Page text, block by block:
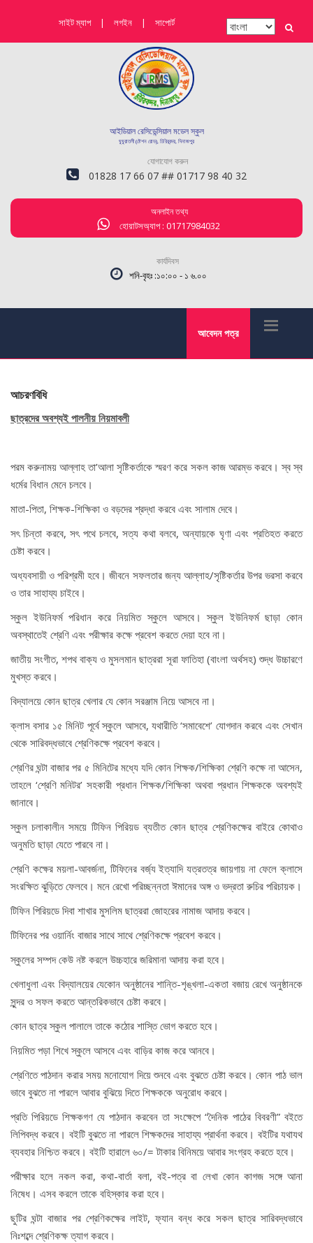
সাইট ম্যাপ | লগইন | সাপোর্ট
আইডিয়াল রেসিডেন্সিয়াল মডেল স্কুল
ঘুঘুরাতলী (ষ্টেশন রোড), চিরিরবন্দর, দিনাজপুর
যোগাযোগ করুন
01828 17 66 07 ## 01717 98 40 32
অনলাইন তথ্য
হোয়াটসঅ্যাপ : 01717984032
কার্যদিবস
শনি-বৃহঃ :১০:০০ - ১ ৬.০০
আবেদন পত্র
আচরণবিধি
ছাত্রদের অবশ্যই পালনীয় নিয়মাবলী
পরম করুনাময় আল্লাহ তা’আলা সৃষ্টিকর্তাকে স্মরণ করে সকল কাজ আরম্ভ করবে। স্ব স্ব
ধর্মের বিধান মেনে চলবে।
মাতা-পিতা, শিক্ষক-শিক্ষিকা ও বড়দের শ্রদ্ধা করবে এবং সালাম দেবে।
সৎ চিন্তা করবে, সৎ পথে চলবে, সত্য কথা বলবে, অন্যায়কে ঘৃণা এবং প্রতিহত করতে
চেষ্টা করবে।
অধ্যবসায়ী ও পরিশ্রমী হবে। জীবনে সফলতার জন্য আল্লাহ/সৃষ্টিকর্তার উপর ভরসা করবে
ও তার সাহায্য চাইবে।
স্কুল ইউনিফর্ম পরিধান করে নিয়মিত স্কুলে আসবে। স্কুল ইউনিফর্ম ছাড়া কোন
অবস্থাতেই শ্রেণি এবং পরীক্ষার কক্ষে প্রবেশ করতে দেয়া হবে না।
জাতীয় সংগীত, শপথ বাক্য ও মুসলমান ছাত্ররা সূরা ফাতিহা (বাংলা অর্থসহ) শুদ্ধ উচ্চারণে
মুখস্ত করবে।
বিদ্যালয়ে কোন ছাত্র খেলার যে কোন সরঞ্জাম নিয়ে আসবে না।
ক্লাস বসার ১৫ মিনিট পূর্বে স্কুলে আসবে, যথারীতি ‘সমাবেশে’ যোগদান করবে এবং সেখান
থেকে সারিবদ্ধভাবে শ্রেণিকক্ষে প্রবেশ করবে।
শ্রেণির ঘন্টা বাজার পর ৫ মিনিটের মধ্যে যদি কোন শিক্ষক/শিক্ষিকা শ্রেণি কক্ষে না আসেন,
তাহলে ‘শ্রেণি মনিটর’ সহকারী প্রধান শিক্ষক/শিক্ষিকা অথবা প্রধান শিক্ষককে অবশ্যই
জানাবে।
স্কুল চলাকালীন সময়ে টিফিন পিরিয়ড ব্যতীত কোন ছাত্র শ্রেণিকক্ষের বাইরে কোথাও
অনুমতি ছাড়া যেতে পারবে না।
শ্রেণি কক্ষের ময়লা-আবর্জনা, টিফিনের বর্জ্য ইত্যাদি যত্রতত্র জায়গায় না ফেলে ক্লাসে
সংরক্ষিত ঝুড়িতে ফেলবে। মনে রেখো পরিচ্ছন্নতা ঈমানের অঙ্গ ও ভদ্রতা রুচির পরিচায়ক।
টিফিন পিরিয়ডে দিবা শাখার মুসলিম ছাত্ররা জোহরের নামাজ আদায় করবে।
টিফিনের পর ওয়ার্নিং বাজার সাথে সাথে শ্রেণিকক্ষে প্রবেশ করবে।
স্কুলের সম্পদ কেউ নষ্ট করলে উচ্চহারে জরিমানা আদায় করা হবে।
খেলাধুলা এবং বিদ্যালয়ের যেকোন অনুষ্ঠানের শান্তি-শৃঙ্খলা-একতা বজায় রেখে অনুষ্ঠানকে
সুন্দর ও সফল করতে আন্তরিকভাবে চেষ্টা করবে।
কোন ছাত্র স্কুল পালালে তাকে কঠোর শাস্তি ভোগ করতে হবে।
নিয়মিত পড়া শিখে স্কুলে আসবে এবং বাড়ির কাজ করে আনবে।
শ্রেণিতে পাঠদান করার সময় মনোযোগ দিয়ে শুনবে এবং বুঝতে চেষ্টা করবে। কোন পাঠ ভাল
ভাবে বুঝতে না পারলে আবার বুঝিয়ে দিতে শিক্ষককে অনুরোধ করবে।
প্রতি পিরিয়ডে শিক্ষকগণ যে পাঠদান করবেন তা সংক্ষেপে “দৈনিক পাঠের বিবরণী” বইতে
লিপিবদ্ধ করবে। বইটি বুঝতে না পারলে শিক্ষকদের সাহায্য প্রার্থনা করবে। বইটির যথাযথ
ব্যবহার নিশ্চিত করবে। বইটি হারালে ৬০/= টাকার বিনিময়ে আবার সংগ্রহ করতে হবে।
পরীক্ষার হলে নকল করা, কথা-বার্তা বলা, বই-পত্র বা লেখা কোন কাগজ সঙ্গে আনা
নিষেধ। এসব করলে তাকে বহিস্কার করা হবে।
ছুটির ঘন্টা বাজার পর শ্রেণিকক্ষের লাইট, ফ্যান বন্ধ করে সকল ছাত্র সারিবদ্ধভাবে
নিঃশব্দে শ্রেণিকক্ষ ত্যাগ করবে।